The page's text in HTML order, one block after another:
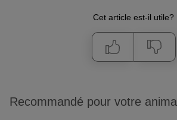
Cet article est-il utile?
Recommandé pour votre animal